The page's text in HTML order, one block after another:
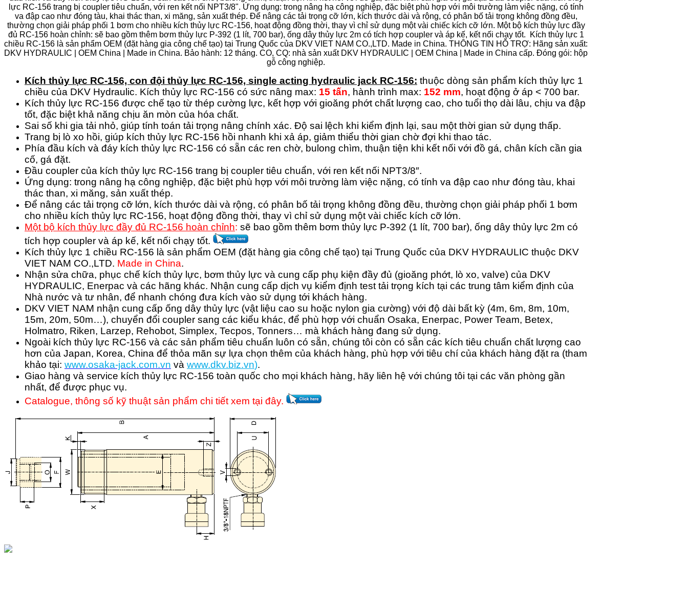
Kích thủy lực RC-156, con đội thủy lực RC-156, single acting hydraulic jack RC-156: thuộc dòng sản phẩm kích thủy lực 1
chiều của DKV Hydraulic. Kích thủy lực RC-156 có sức nâng max: 15 tấn, hành trình max: 152 mm, hoạt động ở áp < 700 bar.
Kích thủy lực RC-156 được chế tạo từ thép cường lực, kết hợp với gioăng phớt chất lượng cao, cho tuổi thọ dài lâu, chịu va đập
tốt, đặc biệt khả năng chịu ăn mòn của hóa chất.
Sai số khi gia tải nhỏ, giúp tính toán tải trọng nâng chính xác. Độ sai lệch khi kiểm định lại, sau một thời gian sử dụng thấp.
Trang bị lò xo hồi, giúp kích thủy lực RC-156 hồi nhanh khi xả áp, giảm thiểu thời gian chờ đợi khi thao tác.
Phía đầu kích và đáy kích thủy lực RC-156 có sẵn các ren chờ, bulong chìm, thuận tiện khi kết nối với đồ gá, chân kích cần gia
cố, gá đặt.
Đầu coupler của kích thủy lực RC-156 trang bị coupler tiêu chuẩn, với ren kết nối NPT3/8″.
Ứng dụng: trong nâng hạ công nghiệp, đặc biệt phù hợp với môi trường làm việc nặng, có tính va đập cao như đóng tàu, khai
thác than, xi măng, sản xuất thép.
Để nâng các tải trọng cỡ lớn, kích thước dài và rộng, có phân bố tải trọng không đồng đều, thường chọn giải pháp phối 1 bơm
cho nhiều kích thủy lực RC-156, hoạt động đồng thời, thay vì chỉ sử dụng một vài chiếc kích cỡ lớn.
Một bộ kích thủy lực đầy đủ RC-156 hoàn chỉnh: sẽ bao gồm thêm bơm thủy lực P-392 (1 lít, 700 bar), ống dây thủy lực 2m có
tích hợp coupler và áp kế, kết nối chạy tốt.
Kích thủy lực 1 chiều RC-156 là sản phẩm OEM (đặt hàng gia công chế tạo) tại Trung Quốc của DKV HYDRAULIC thuộc DKV
VIET NAM CO.,LTD. Made in China.
Nhận sửa chữa, phục chế kích thủy lực, bơm thủy lực và cung cấp phụ kiện đầy đủ (gioăng phớt, lò xo, valve) của DKV
HYDRAULIC, Enerpac và các hãng khác. Nhận cung cấp dịch vụ kiểm định test tải trọng kích tại các trung tâm kiểm định của
Nhà nước và tư nhân, để nhanh chóng đưa kích vào sử dụng tới khách hàng.
DKV VIET NAM nhận cung cấp ống dây thủy lực (vật liệu cao su hoặc nylon gia cường) với độ dài bất kỳ (4m, 6m, 8m, 10m,
15m, 20m, 50m…), chuyển đổi coupler sang các kiểu khác, để phù hợp với chuẩn Osaka, Enerpac, Power Team, Betex,
Holmatro, Riken, Larzep, Rehobot, Simplex, Tecpos, Tonners… mà khách hàng đang sử dụng.
Ngoài kích thủy lực RC-156 và các sản phẩm tiêu chuẩn luôn có sẵn, chúng tôi còn có sẵn các kích tiêu chuẩn chất lượng cao
hơn của Japan, Korea, China để thỏa mãn sự lựa chọn thêm của khách hàng, phù hợp với tiêu chí của khách hàng đặt ra (tham
khảo tại: www.osaka-jack.com.vn và www.dkv.biz.vn).
Giao hàng và service kích thủy lực RC-156 toàn quốc cho mọi khách hàng, hãy liên hệ với chúng tôi tại các văn phòng gần
nhất, để được phục vụ.
Catalogue, thông số kỹ thuật sản phẩm chi tiết xem tại đây.